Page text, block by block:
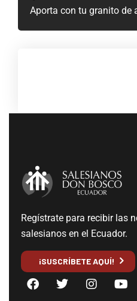
Aporta con tu granito de
Regístrate para recibir las
salesianos en el Ecuador.
¡SUSCRÍBETE AQUÍ!